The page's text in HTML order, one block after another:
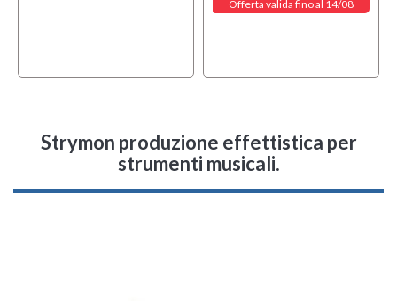
Offerta valida fino al 14/08
Strymon produzione effettistica per
strumenti musicali.